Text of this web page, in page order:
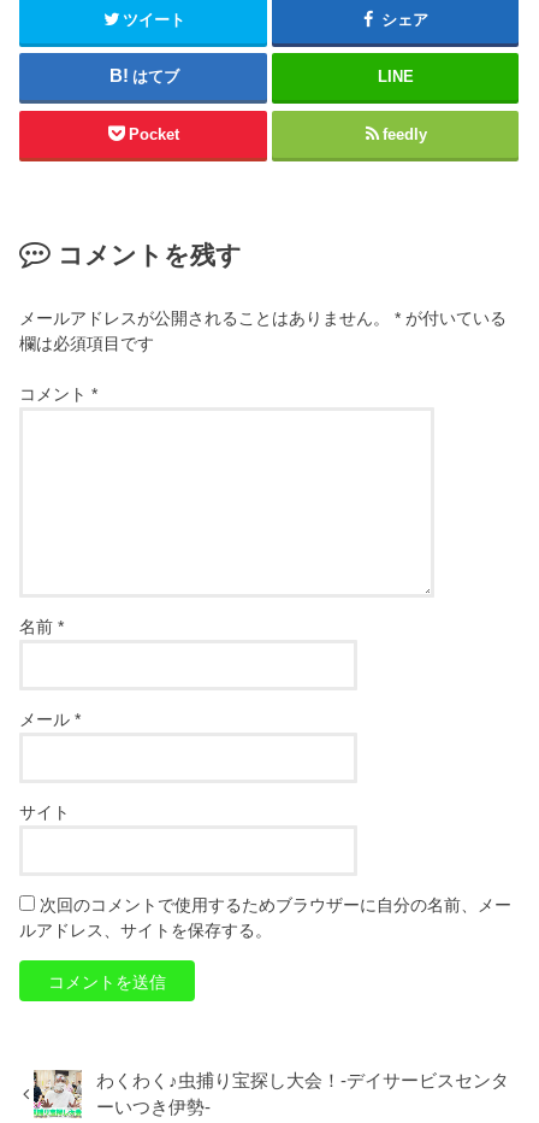
ツイート シェア
はてブ LINE
Pocket feedly
コメントを残す
メールアドレスが公開されることはありません。 * が付いている
欄は必須項目です
コメント*
名前*
メール*
サイト
次回のコメントで使用するためブラウザーに自分の名前、メー
ルアドレス、サイトを保存する。
わくわく♪虫捕り宝探し大会！-デイサービスセンタ
ーいつき伊勢-